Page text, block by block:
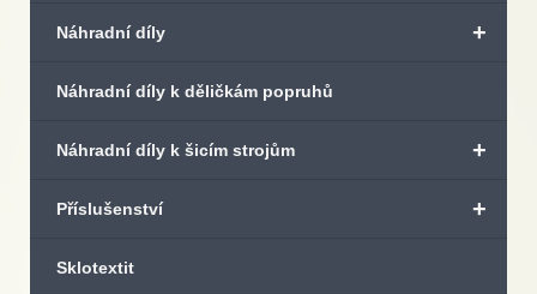
+
Náhradní díly
Náhradní díly k děličkám popruhů
+
Náhradní díly k šicím strojům
+
Příslušenství
Sklotextit